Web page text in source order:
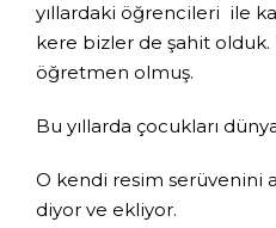
yıllardaki öğrencileri ile
kere bizler de şahit
öğretmen olmuş.
Bu yıllarda çocukları
O kendi resim serüvenini
diyor ve ekliyor.